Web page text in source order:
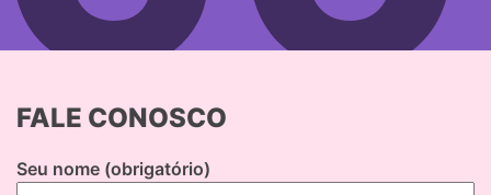
FALE CONOSCO
Seu nome (obrigatório)